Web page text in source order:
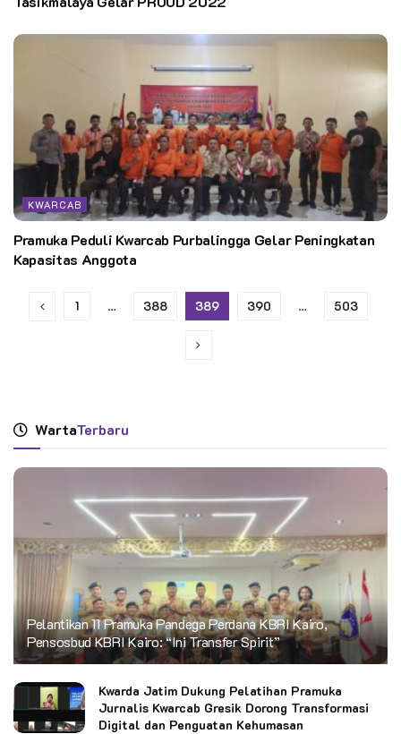
KWARCAB
Pramuka Peduli Kwarcab Purbalingga Gelar Peningkatan
Kapasitas Anggota
1 … 388 389 390 … 503
WartaTerbaru
Pelantikan 11 Pramuka Pandega Perdana KBRI Kairo,
Pensosbud KBRI Kairo: “Ini Transfer Spirit”
Kwarda Jatim Dukung Pelatihan Pramuka
Jurnalis Kwarcab Gresik Dorong Transformasi
Digital dan Penguatan Kehumasan